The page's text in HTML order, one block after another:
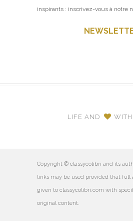
inspirants : inscrivez-vous à notre
LIFE AND
Copyright © classycolibri and its
links may be used provided that full
given to classycolibri.com with
original content.